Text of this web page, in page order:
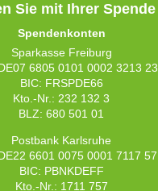
Sie mit Ihrer Spende
Spendenkonten
Sparkasse Freiburg
6805 0101 0002 3213 23
BIC: FRSPDE66
Kto.-Nr.: 232 132 3
BLZ: 680 501 01
Postbank Karlsruhe
6601 0075 0001 7117 57
BIC: PBNKDEFF
Kto.-Nr.: 1711 757